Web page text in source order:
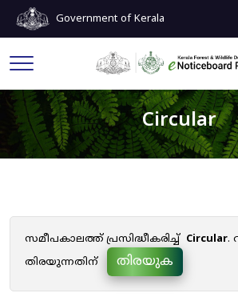
Government of Kerala
Circular
സമീപകാലത്ത് പ്രസിദ്ധീകരിച്ച് Circular.
തിരയുന്നതിന്
തിരയുക